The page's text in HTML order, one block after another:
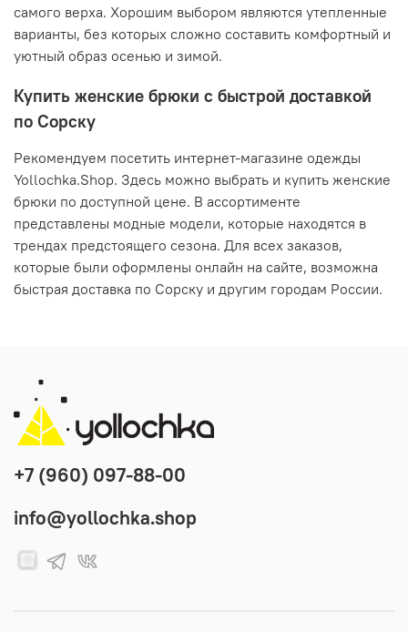
самого верха. Хорошим выбором являются утепленные
варианты, без которых сложно составить комфортный и
уютный образ осенью и зимой.
Купить женские брюки с быстрой доставкой
по Сорску
Рекомендуем посетить интернет-магазине одежды
Yollochka.Shop. Здесь можно выбрать и купить женские
брюки по доступной цене. В ассортименте
представлены модные модели, которые находятся в
трендах предстоящего сезона. Для всех заказов,
которые были оформлены онлайн на сайте, возможна
быстрая доставка по Сорску и другим городам России.
+7 (960) 097-88-00
info@yollochka.shop